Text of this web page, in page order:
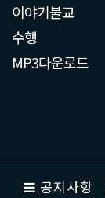
이야기불교
수행
MP3다운로드
공지사항